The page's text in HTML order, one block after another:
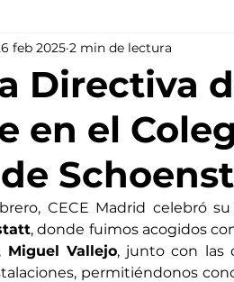
Directiva
en el
feb 2025 2 min de lectura
CECE Madrid celebró
, donde fuimos acogidos
Miguel Vallejo, junto con las
permitiéndonos